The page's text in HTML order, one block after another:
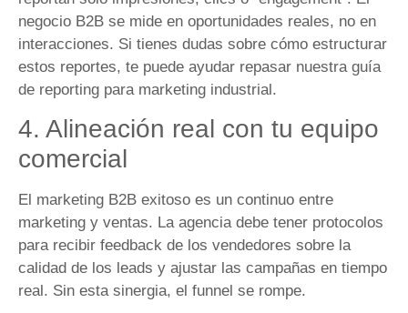
negocio B2B se mide en oportunidades reales, no en
interacciones. Si tienes dudas sobre cómo estructurar
estos reportes, te puede ayudar repasar nuestra guía
de reporting para marketing industrial.
4. Alineación real con tu equipo
comercial
El marketing B2B exitoso es un continuo entre
marketing y ventas. La agencia debe tener protocolos
para recibir feedback de los vendedores sobre la
calidad de los leads y ajustar las campañas en tiempo
real. Sin esta sinergia, el funnel se rompe.